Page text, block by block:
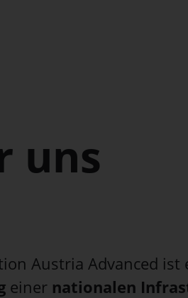
uns
Austria Advanced ist
einer nationalen